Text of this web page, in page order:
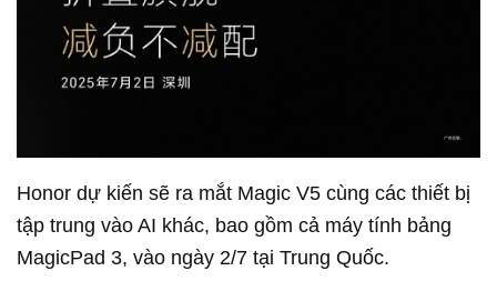
Honor dự kiến sẽ ra mắt Magic V5 cùng các thiết bị
tập trung vào AI khác, bao gồm cả máy tính bảng
MagicPad 3, vào ngày 2/7 tại Trung Quốc.